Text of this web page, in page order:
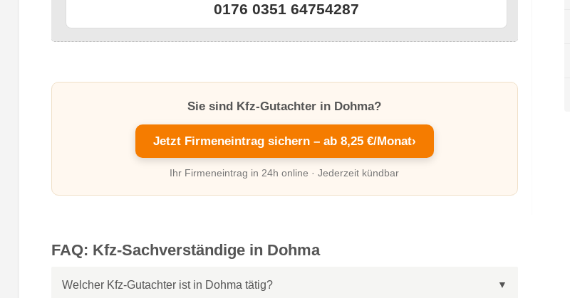
0176 0351 64754287
Sie sind Kfz-Gutachter in Dohma?
Jetzt Firmeneintrag sichern – ab 8,25 €/Monat›
Ihr Firmeneintrag in 24h online · Jederzeit kündbar
FAQ: Kfz-Sachverständige in Dohma
Welcher Kfz-Gutachter ist in Dohma tätig?